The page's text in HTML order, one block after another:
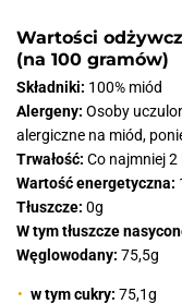
Wartości
(na 100 gramów)
Składniki: 100% miód
Alergeny: Osoby
alergiczne na miód,
Trwałość: Co najmniej 2
Wartość energetyczna:
Tłuszcze: 0g
W tym tłuszcze
Węglowodany: 75,5g
w tym cukry: 75,1g